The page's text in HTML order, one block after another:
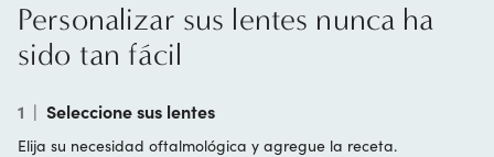
Personalizar sus lentes nunca ha
sido tan fácil
1 | Seleccione sus lentes
Elija su necesidad oftalmológica y agregue la receta.